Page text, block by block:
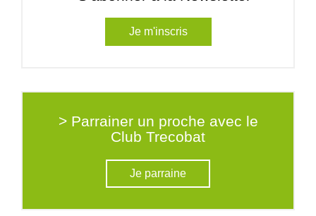
Je m'inscris
> Parrainer un proche avec le
Club Trecobat
Je parraine